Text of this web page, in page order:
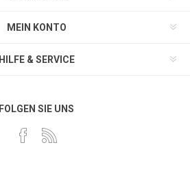
MEIN KONTO
HILFE & SERVICE
FOLGEN SIE UNS